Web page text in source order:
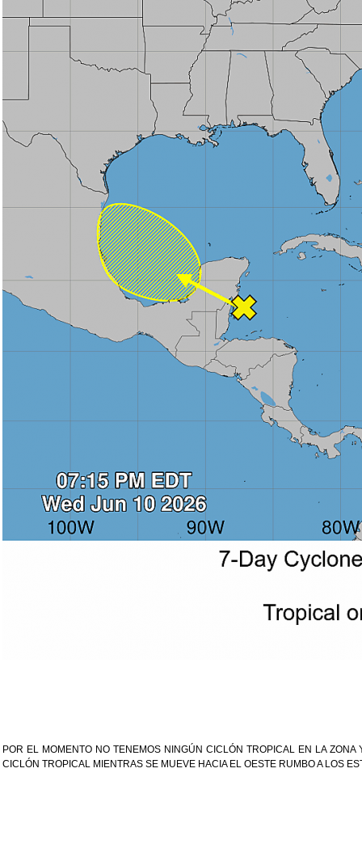
POR EL MOMENTO NO TENEMOS NINGÚN CICLÓN TROPICAL EN LA
CICLÓN TROPICAL MIENTRAS SE MUEVE HACIA EL OESTE RUMBO A LOS